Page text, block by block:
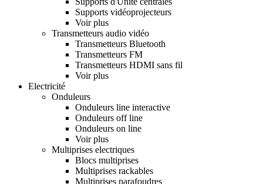
Supports vidéoprojecteurs
Voir plus
Transmetteurs audio vidéo
Transmetteurs Bluetooth
Transmetteurs FM
Transmetteurs HDMI sans fil
Voir plus
Electricité
Onduleurs
Onduleurs line interactive
Onduleurs off line
Onduleurs on line
Voir plus
Multiprises electriques
Blocs multiprises
Multiprises rackables
Multiprises parafoudres